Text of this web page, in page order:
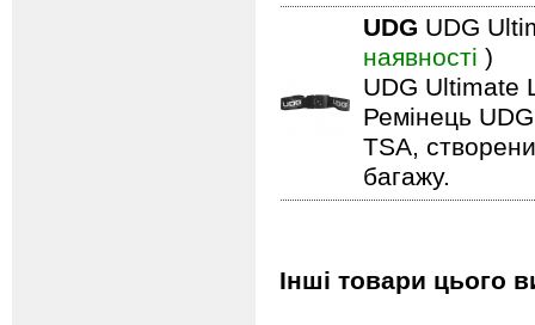
UDG UDG
наявності )
UDG Ultimate
Ремінець
TSA,
багажу.
Інші товари цього